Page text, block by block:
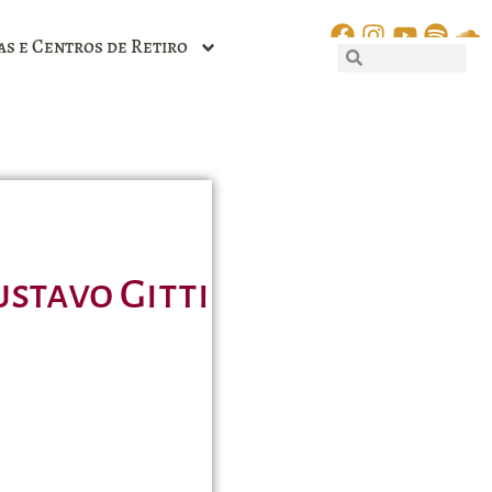
e Centros de Retiro
Gitti